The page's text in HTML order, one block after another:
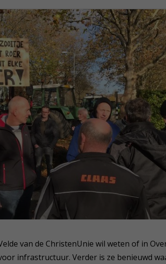
van de ChristenUnie wil weten of in
infrastructuur. Verder is ze benieuwd